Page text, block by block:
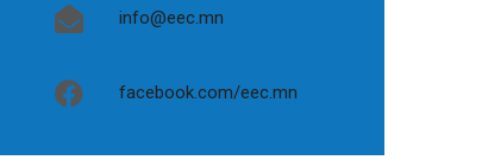
info@eec.mn
facebook.com/eec.mn